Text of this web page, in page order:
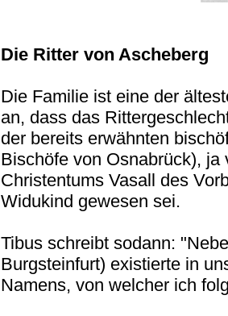
Die Ritter von Ascheberg
Die Familie ist eine der
an, dass das
der bereits erwähnten
Bischöfe von Osnabrück),
Christentums Vasall des
Widukind gewesen sei.
Tibus schreibt sodann:
Burgsteinfurt) existierte in
Namens, von welcher ich